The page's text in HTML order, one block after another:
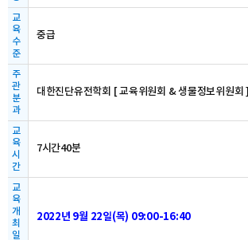
교
육
수
준
중급
주
관
분
과
대한진단유전학회 [ 교육위원회 & 생물정보위원회 ]
교
육
시
간
7시간40분
교
육
개
최
일
2022년 9월 22일(목) 09:00-16:40